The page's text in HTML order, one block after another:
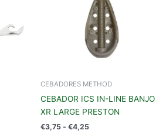
CEBADORES METHOD
CEBADOR ICS IN-LINE BANJO
XR LARGE PRESTON
€3,75 - €4,25
€4,25